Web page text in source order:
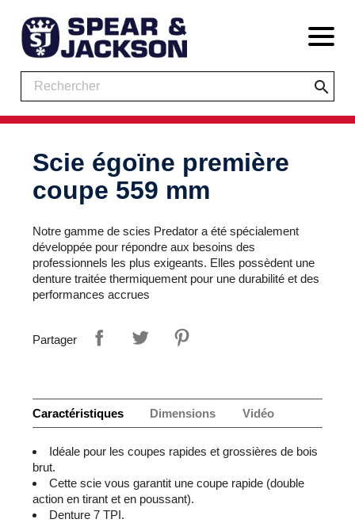
search
Scie égoïne première
coupe 559 mm
Notre gamme de scies Predator a été spécialement
développée pour répondre aux besoins des
professionnels les plus exigeants. Elles possèdent une
denture traitée thermiquement pour une durabilité et des
performances accrues
Partager
Caractéristiques Dimensions Vidéo
Idéale pour les coupes rapides et grossières de bois
brut.
Cette scie vous garantit une coupe rapide (double
action en tirant et en poussant).
Denture 7 TPI.